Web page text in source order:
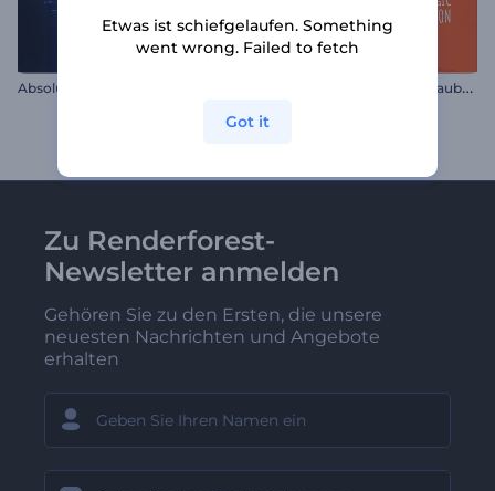
Absoluter Glanz Logo Reveal E
inladung zur Halloween-Zauberparty
Zu Renderforest-
Newsletter anmelden
Gehören Sie zu den Ersten, die unsere
neuesten Nachrichten und Angebote
erhalten
Etwas ist schiefgelaufen. Something
went wrong. Failed to fetch
Got it